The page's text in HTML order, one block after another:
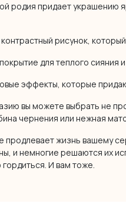
родия придает украшению
рисунок,
для теплого сияния
эффекты, которые
вы можете выбрать не
чернения или нежная
продлевает жизнь вашему
и немногие решаются их
И вам тоже.